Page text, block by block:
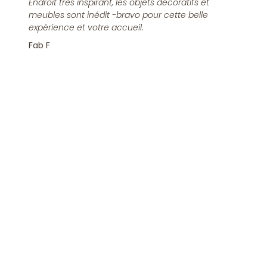
Endroit très inspirant, les objets décoratifs et
meubles sont inédit -bravo pour cette belle
expérience et votre accueil.
Fab F